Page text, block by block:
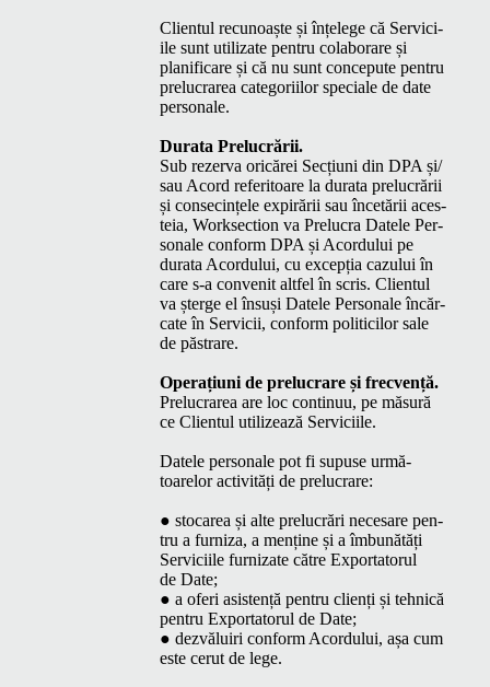
Clien­tul recunoaște și înțelege că Ser­vici­
ile sunt uti­lizate pen­tru colab­o­rare și
plan­i­fi­care și că nu sunt con­ce­pute pen­tru
pre­lu­crarea cat­e­gori­ilor spe­ciale de date
personale.
Dura­ta Prelucrării.
Sub rez­er­va oricărei Secți­u­ni din DPA și/​
sau Acord refer­i­toare la dura­ta pre­lu­crării
și con­secințele expirării sau încetării aces­
teia, Work­sec­tion va Pre­lu­cra Datele Per­
son­ale con­form DPA și Acor­du­lui pe
dura­ta Acor­du­lui, cu excepția cazu­lui în
care s‑a con­ven­it alt­fel în scris. Clien­tul
va șterge el însuși Datele Per­son­ale încăr­
cate în Ser­vicii, con­form politi­cilor sale
de păstrare.
Oper­ați­u­ni de pre­lu­crare și frecvență.
Pre­lu­crarea are loc con­tin­uu, pe măsură
ce Clien­tul uti­lizează Serviciile.
Datele per­son­ale pot fi supuse urmă­
toarelor activ­ități de prelucrare:
● sto­carea și alte pre­lu­crări nece­sare pen­
tru a furniza, a menține și a îmbunătăți
Ser­vici­ile furnizate către Expor­ta­torul
de Date;
● a oferi asis­tență pen­tru clienți și tehnică
pen­tru Expor­ta­torul de Date;
● dezvăluiri con­form Acor­du­lui, așa cum
este cerut de lege.